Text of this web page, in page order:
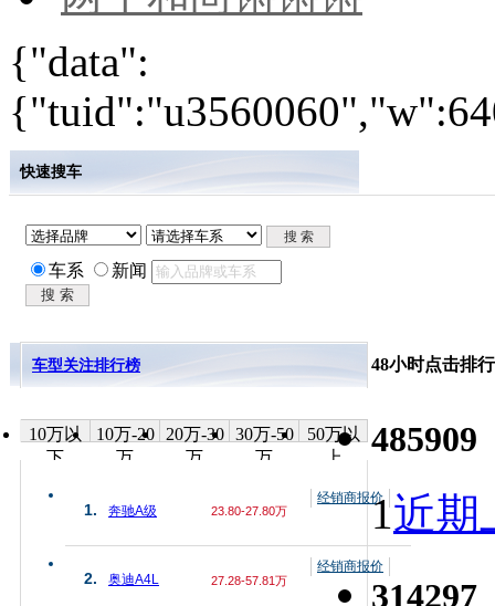
{"data":
快速搜车
车系 新闻
车型关注排行榜
10万以
下
10万-20
万
20万-30
万
30万-50
万
50万以
上
1. 奔驰A级 23.80-27.80万
经销商报价
2. 奥迪A4L 27.28-57.81万
经销商报价
48小时点击排行
485909
1近期
314297